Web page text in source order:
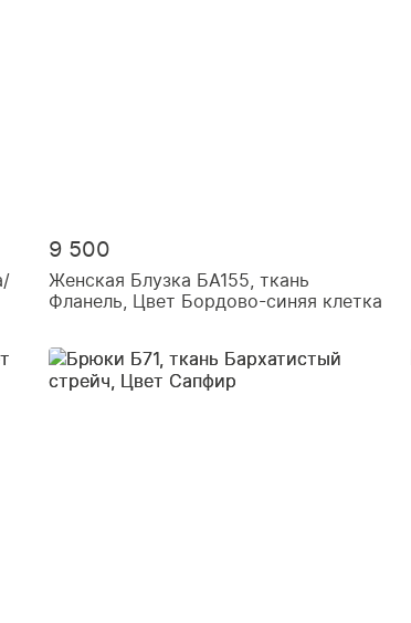
9 500
Женская Блузка БА155, ткань
Фланель, Цвет Бордово-синяя клетка